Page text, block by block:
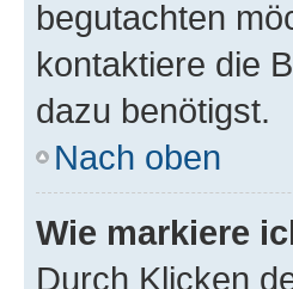
begutachten
kontaktiere die
dazu benötigst.
Nach oben
Wie markiere
Durch Klicken